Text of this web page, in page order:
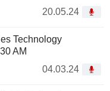
20.05.24
Technology
AM
04.03.24